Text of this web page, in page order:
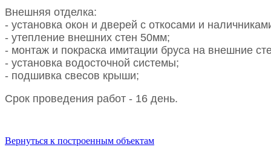
Внешняя отделка:
- установка окон и дверей с откосами и
- утепление внешних стен 50мм;
- монтаж и покраска имитации бруса на внешние
- установка водосточной системы;
- подшивка свесов крыши;
Срок проведения работ - 16 день.
Вернуться к построенным объектам